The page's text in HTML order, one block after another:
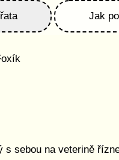
Jak
s sebou na veterině